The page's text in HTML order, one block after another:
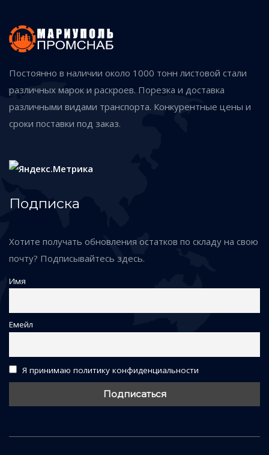
Постоянно в наличии около 1000 тонн листовой стали
различных марок и раскроев. Порезка и доставка
различными видами транспорта. Конкурентные цены и
сроки поставки под заказ.
Подписка
Хотите получать обновления остатков по складу на свою
почту? Подписывайтесь здесь.
Имя
Емейл
Я принимаю политику конфиденциальности